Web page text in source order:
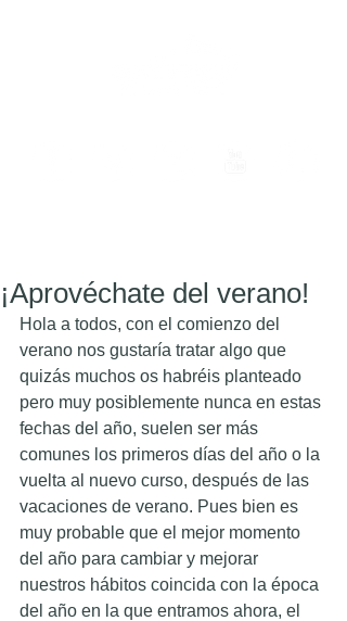
¡Aprovéchate del verano!
Hola a todos, con el comienzo del
verano nos gustaría tratar algo que
quizás muchos os habréis planteado
pero muy posiblemente nunca en estas
fechas del año, suelen ser más
comunes los primeros días del año o la
vuelta al nuevo curso, después de las
vacaciones de verano. Pues bien es
muy probable que el mejor momento
del año para cambiar y mejorar
nuestros hábitos coincida con la época
del año en la que entramos ahora, el